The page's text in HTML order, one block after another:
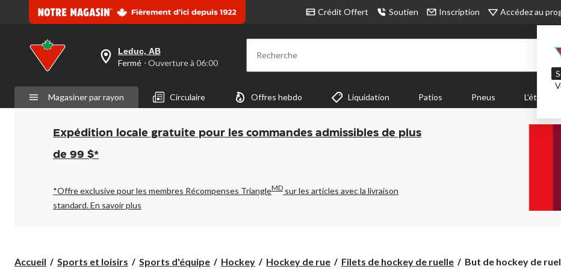
Crédit Offert Soutien Inscription Accédez au
votre
est
Leduc,
AB,
Fermé,
Ouverture
à
pour
changer
Leduc, AB
Fermé ⋅ Ouverture à 06:00 Recherche
Magasiner par rayon Circulaire Offres hebdo Liquidation Patios Pneus L’été
Expédition locale gratuite pour les commandes admissibles de plus
de 99 $*
*Offre exclusive pour les membres Récompenses TriangleMD sur les articles avec la livraison
standard.En savoir plus
Accueil Sports et loisirs Sports d'équipe Hockey Hockey de rue Filets de hockey de ruelle
But
But de hockey de